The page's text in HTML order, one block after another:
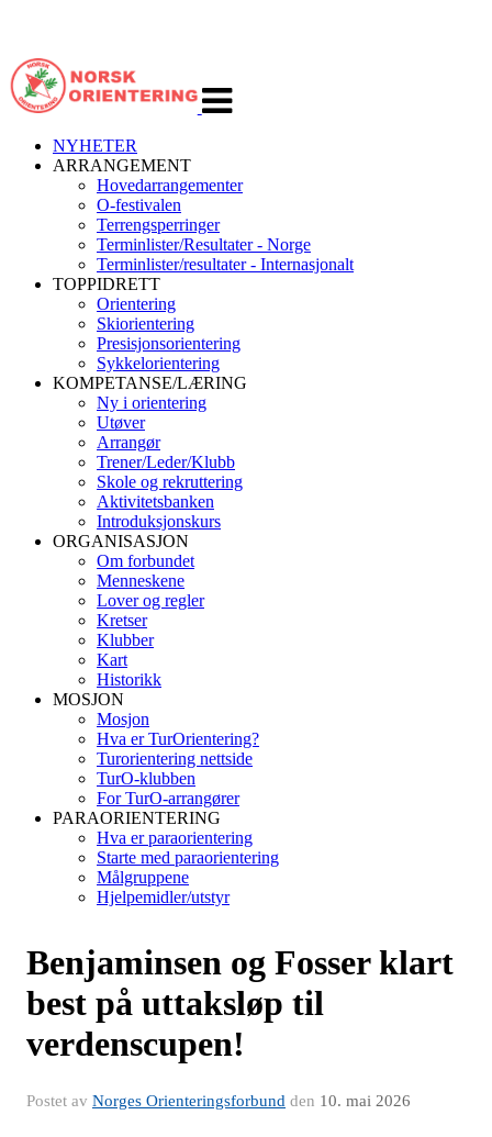
navigasjon
NYHETER
ARRANGEMENT
Hovedarrangementer
O-festivalen
Terrengsperringer
Terminlister/Resultater - Norge
Terminlister/resultater - Internasjonalt
TOPPIDRETT
Orientering
Skiorientering
Presisjonsorientering
Sykkelorientering
KOMPETANSE/LÆRING
Ny i orientering
Utøver
Arrangør
Trener/Leder/Klubb
Skole og rekruttering
Aktivitetsbanken
Introduksjonskurs
ORGANISASJON
Om forbundet
Menneskene
Lover og regler
Kretser
Klubber
Kart
Historikk
MOSJON
Mosjon
Hva er TurOrientering?
Turorientering nettside
TurO-klubben
For TurO-arrangører
PARAORIENTERING
Hva er paraorientering
Starte med paraorientering
Målgruppene
Hjelpemidler/utstyr
Benjaminsen og Fosser klart
best på uttaksløp til
verdenscupen!
Postet av Norges Orienteringsforbund den 10. mai 2026